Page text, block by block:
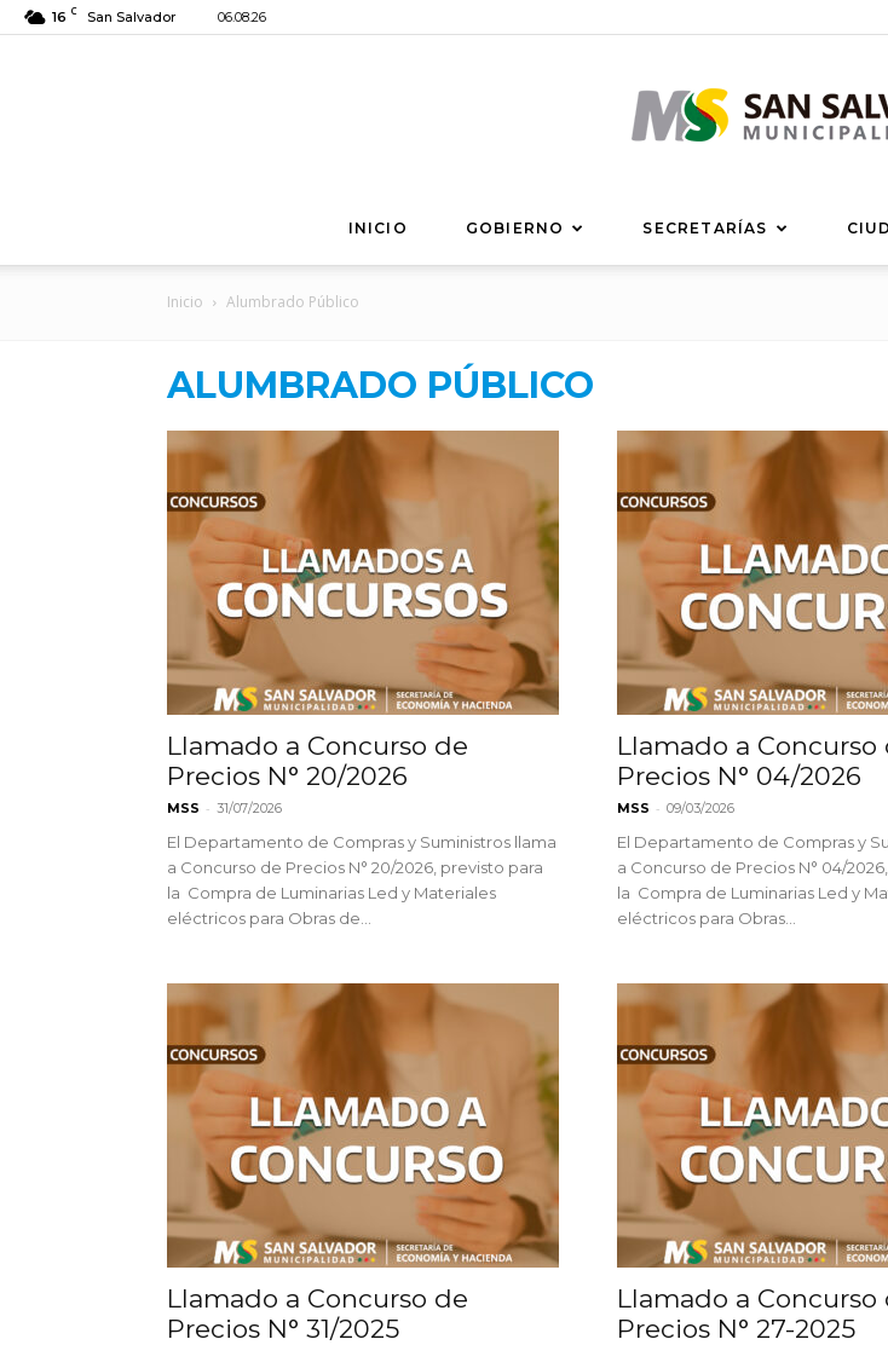
16 C San Salvador 06.08.26
San
Salvador
INICIO GOBIERNO SECRETARÍAS
Inicio Alumbrado Público
ALUMBRADO PÚBLICO
Llamado a Concurso de
Precios N° 20/2026
MSS - 31/07/2026
El Departamento de Compras y Suministros llama
a Concurso de Precios N° 20/2026, previsto para
la Compra de Luminarias Led y Materiales
eléctricos para Obras de...
Llamado a Concurso
Precios N° 04/2026
MSS - 09/03/2026
El Departamento de Compras y
a Concurso de Precios N° 04/
la Compra de Luminarias Led y
eléctricos para Obras...
Llamado a Concurso de
Precios N° 31/2025
Llamado a Concurso
Precios N° 27-2025